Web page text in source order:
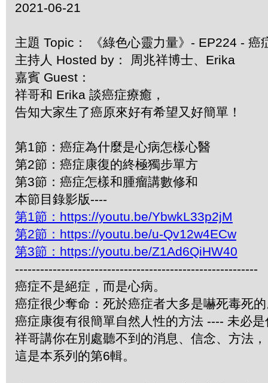
2021-06-21
主題 Topic： 《綠色心靈力量》- EP224 - 癌
主持人 Hosted by： 周兆祥博士、Erika
嘉賓 Guest：
祥哥和 Erika 談癌症療癒，
告知大家生了癌原來好有希望又好簡單！
第1節：癌症為什麼是心病怎樣心醫
第2節：癌症康復的終極獨步單方
第3節：癌症怎樣和腫瘤講數修和
本節目錄影版----
第1節：https://youtu.be/YbwkL33p2jM
第2節：https://youtu.be/u-Qv12w4ECw
第3節：https://youtu.be/Z1Ad6QiHW40
----------------------------------------------------------
癌症不是絕症，而是心病。
癌症很少奪命：死於癌症者大多是嚇死毒死
癌症康復有很簡單自然人性的方法 ---- 未必
祥哥講你在別處聽不到的消息、信念、方法，
這是本系列的第6輯。